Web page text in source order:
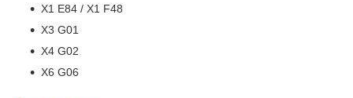
X1 E84 / X1 F48
X3 G01
X4 G02
X6 G06